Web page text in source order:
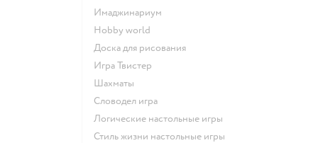
Имаджинариум
Hobby world
Доска для рисования
Игра Твистер
Шахматы
Словодел игра
Логические настольные игры
Стиль жизни настольные игры